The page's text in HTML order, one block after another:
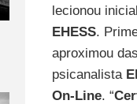
lecionou
EHESS.
aproximou
psicanalista
On-Line. “